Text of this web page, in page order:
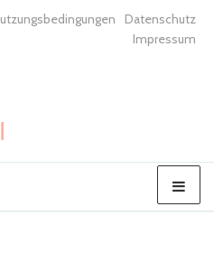
Datenschutz
Impressum